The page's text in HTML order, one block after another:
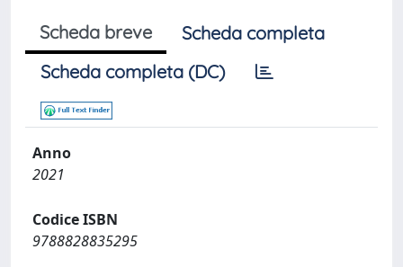
Scheda breve
Scheda completa
Scheda completa (DC)
Anno
2021
Codice ISBN
9788828835295